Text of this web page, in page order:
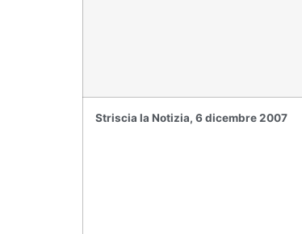
Striscia la Notizia, 6 dicembre 2007